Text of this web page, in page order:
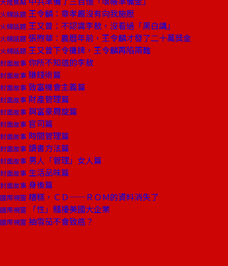
火線話題 王令麟：章孝嚴沒有向我施壓
火線話題 王又曾：不認識李敖，沒看過「黑白講」
火線話題 張煦華：農曆年前，王令麟才發了二十萬獎金
火線話題 王又曾下令攤牌，王令麟再陷兩難
封面故事 你所不知道的李敖
封面故事 賺錢術篇
封面故事 致富機會主義篇
封面故事 財產管理篇
封面故事 與富豪周旋篇
封面故事 官司篇
封面故事 時間管理篇
封面故事 讀書方法篇
封面故事 男人「管理」女人篇
封面故事 生活品味篇
封面故事 身後篇
國際視窗 糟糕，ＣＤ──ＲＯＭ的資料消失了
國際視窗 「性」騷擾美國大企業
國際視窗 抽雪茄不會致癌？